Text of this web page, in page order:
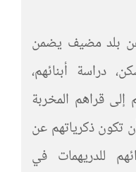
بلد مضيف يضمن
دراسة أبنائهم،
قراهم المخربة
تكون ذكرياتهم عن
للدريهمات في